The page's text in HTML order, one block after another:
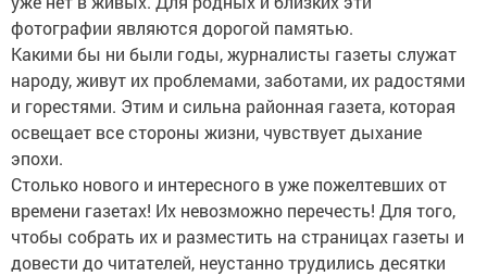
фотографии являются дорогой памятью.
Какими бы ни были годы, журналисты газеты служат
народу, живут их проблемами, заботами, их радостями
и горестями. Этим и сильна районная газета, которая
освещает все стороны жизни, чувствует дыхание
эпохи.
Столько нового и интересного в уже пожелтевших от
времени газетах! Их невозможно перечесть! Для того,
чтобы собрать их и разместить на страницах газеты и
довести до читателей, неустанно трудились десятки